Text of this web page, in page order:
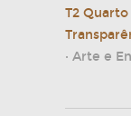
T2
· Arte e